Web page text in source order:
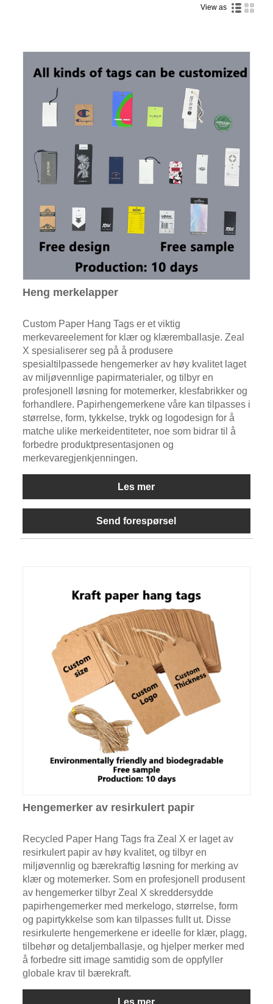
View as
Heng merkelapper
Custom Paper Hang Tags er et viktig
merkevareelement for klær og klæremballasje. Zeal
X spesialiserer seg på å produsere
spesialtilpassede hengemerker av høy kvalitet laget
av miljøvennlige papirmaterialer, og tilbyr en
profesjonell løsning for motemerker, klesfabrikker og
forhandlere. Papirhengemerkene våre kan tilpasses i
størrelse, form, tykkelse, trykk og logodesign for å
matche ulike merkeidentiteter, noe som bidrar til å
forbedre produktpresentasjonen og
merkevaregjenkjenningen.
Les mer
Send forespørsel
Hengemerker av resirkulert papir
Recycled Paper Hang Tags fra Zeal X er laget av
resirkulert papir av høy kvalitet, og tilbyr en
miljøvennlig og bærekraftig løsning for merking av
klær og motemerker. Som en profesjonell produsent
av hengemerker tilbyr Zeal X skreddersydde
papirhengemerker med merkelogo, størrelse, form
og papirtykkelse som kan tilpasses fullt ut. Disse
resirkulerte hengemerkene er ideelle for klær, plagg,
tilbehør og detaljemballasje, og hjelper merker med
å forbedre sitt image samtidig som de oppfyller
globale krav til bærekraft.
Les mer